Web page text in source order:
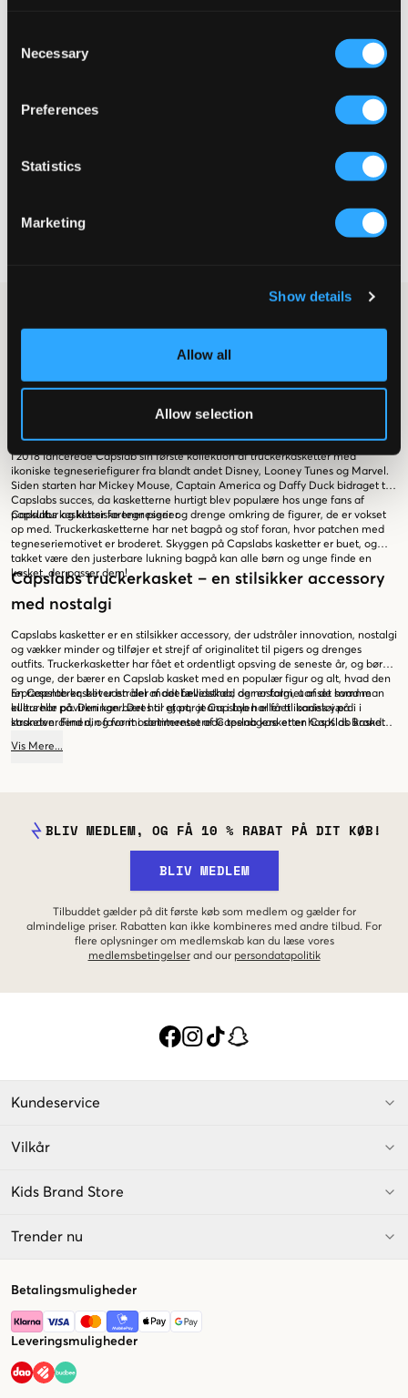
Selection
Necessary
Preferences
Statistics
Marketing
Show details
Allow all
Allow selection
Capslab producerer eksklusive kasketter med ikoniske popkulturmotiver
såsom tegneseriefigurer og superhelte broderet foran. Capslabs
truckerkasketter har hurtigt opnået favoritstatus hos mange børn og unge,
som kan lide at gå med kasket og originale modeaccessories!
I 2018 lancerede Capslab sin første kollektion af truckerkasketter med
ikoniske tegneseriefigurer fra blandt andet Disney, Looney Tunes og Marvel.
Siden starten har Mickey Mouse, Captain America og Daffy Duck bidraget til
Capslabs succes, da kasketterne hurtigt blev populære hos unge fans af
popkultur og klassiske tegneserier.
Capslabs kasketter forener piger og drenge omkring de figurer, de er vokset
op med. Truckerkasketterne har net bagpå og stof foran, hvor patchen med
tegneseriemotivet er broderet. Skyggen på Capslabs kasketter er buet, og
takket være den justerbare lukning bagpå kan alle børn og unge finde en
kasket, der passer dem!
Capslabs truckerkasket – en stilsikker accessory
med nostalgi
Capslabs kasketter er en stilsikker accessory, der udstråler innovation, nostalgi
og vækker minder og tilføjer et strejf af originalitet til pigers og drenges
outfits. Truckerkasketter har fået et ordentligt opsving de seneste år, og børn
og unge, der bærer en Capslab kasket med en populær figur og alt, hvad den
repræsenterer, bliver en del af det fællesskab, der er formet af de samme
kulturelle påvirkninger. Det har gjort, at Capslab har fået ikonisk værdi i
kasketverdenen, og for modeinteresserede teenagere er en Capslab kasket
En Capslab kasket udstråler modebevidsthed og nostalgi, uanset hvad man
ellers har på. Den kan bæres til et par jeans i byen eller til badetøj på
stranden. Find din favorit i sortimentet af Capslab kasketter hos Kids Brand
online butik.
Vis Mere...
UDSALG
Capslab
139,50 kr279 kr
BLIV MEDLEM, OG FÅ 10 % RABAT PÅ DIT KØB!
BLIV MEDLEM
Tilbuddet gælder på dit første køb som medlem og gælder for
almindelige priser. Rabatten kan ikke kombineres med andre tilbud. For
flere oplysninger om medlemskab kan du læse vores
medlemsbetingelser and our persondatapolitik
Kundeservice
Vilkår
Kids Brand Store
Trender nu
Betalingsmuligheder
Leveringsmuligheder